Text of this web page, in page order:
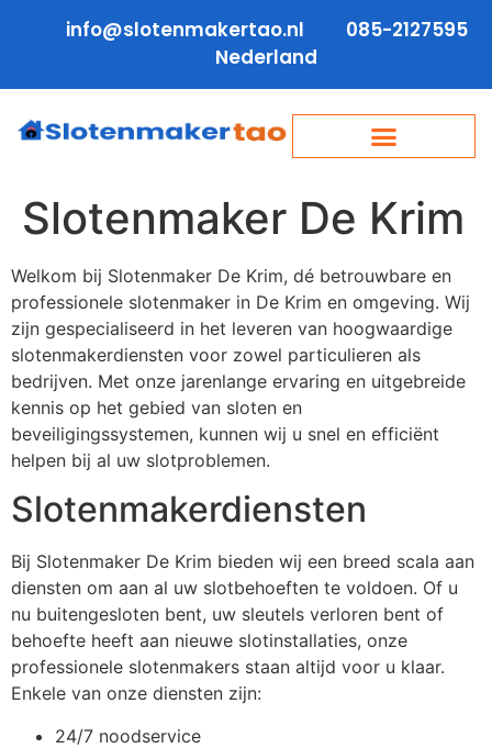
info@slotenmakertao.nl
085-2127595
Nederland
Slotenmaker De Krim
Welkom bij Slotenmaker De Krim, dé betrouwbare en
professionele slotenmaker in De Krim en omgeving. Wij
zijn gespecialiseerd in het leveren van hoogwaardige
slotenmakerdiensten voor zowel particulieren als
bedrijven. Met onze jarenlange ervaring en uitgebreide
kennis op het gebied van sloten en
beveiligingssystemen, kunnen wij u snel en efficiënt
helpen bij al uw slotproblemen.
Slotenmakerdiensten
Bij Slotenmaker De Krim bieden wij een breed scala aan
diensten om aan al uw slotbehoeften te voldoen. Of u
nu buitengesloten bent, uw sleutels verloren bent of
behoefte heeft aan nieuwe slotinstallaties, onze
professionele slotenmakers staan altijd voor u klaar.
Enkele van onze diensten zijn:
24/7 noodservice